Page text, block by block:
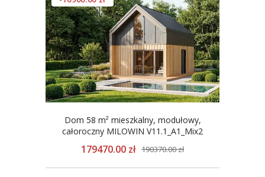
Dom 58 m² mieszkalny, modułowy,
całoroczny MILOWIN V11.1_A1_Mix2
179470.00 zł 190370.00 zł